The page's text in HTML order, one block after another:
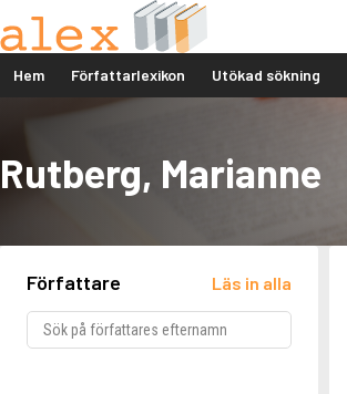
Hem Författarlexikon Utökad sökning
Rutberg, Marianne
Författare Läs in alla